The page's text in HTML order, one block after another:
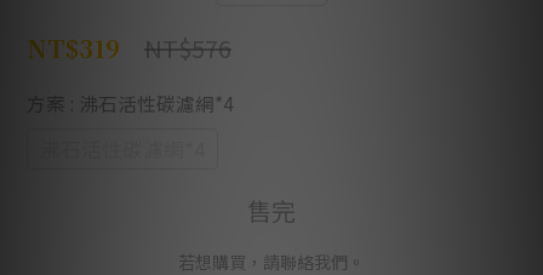
NT$576
NT$319
方案 : 沸石活性碳濾網*4
售完
若想購買，請聯絡我們。